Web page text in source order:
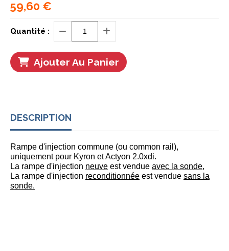
59,60 €
Quantité :
Ajouter Au Panier
DESCRIPTION
Rampe d'injection commune (ou common rail),
uniquement pour Kyron et Actyon 2.0xdi.
La rampe d'injection neuve est vendue avec la sonde,
La rampe d'injection reconditionnée est vendue sans la
sonde.